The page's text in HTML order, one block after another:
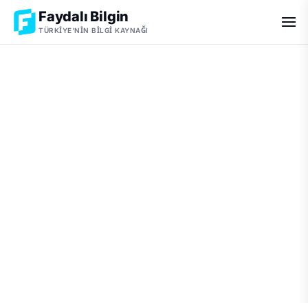
Faydalı Bilgin
TÜRKIYE'NIN BILGI KAYNAĞI